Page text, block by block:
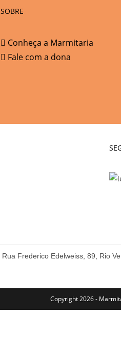
SOBRE
Conheça a Marmitaria
Fale com a dona
Rua Frederico Edelweiss, 89, Rio
Copyright 2026 -